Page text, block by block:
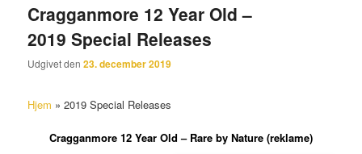
Cragganmore 12 Year Old –
2019 Special Releases
Udgivet den23. december 2019
Hjem »2019 Special Releases
Cragganmore 12 Year Old – Rare by Nature (reklame)